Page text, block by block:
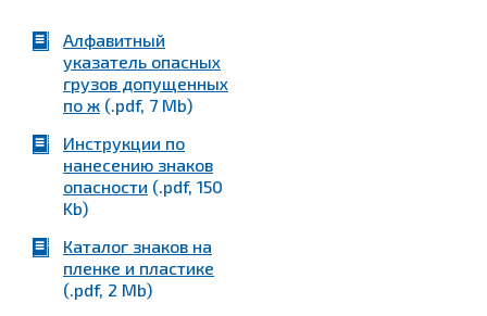
Алфавитный
указатель опасных
грузов допущенных
по ж (.pdf, 7 Mb)
Инструкции по
нанесению знаков
опасности (.pdf, 150
Kb)
Каталог знаков на
пленке и пластике
(.pdf, 2 Mb)